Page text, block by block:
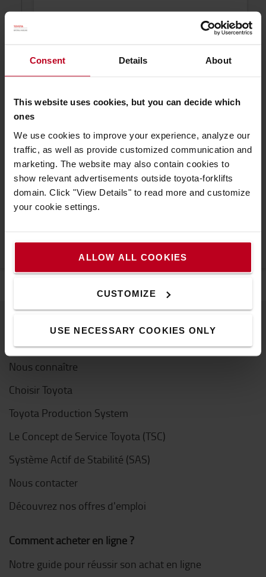
Consent Details About
This website uses cookies, but you can decide which
ones
We use cookies to improve your experience, analyze our
traffic, as well as provide customized communication and
marketing. The website may also contain cookies to
show relevant advertisements outside toyota-forklifts
domain. Click "View Details" to read more and customize
your cookie settings.
ALLOW ALL COOKIES
CUSTOMIZE
USE NECESSARY COOKIES ONLY
SUIVANT
4 Manœuvres
5 Levage
6 Exigences particulières
À propos de Toyota
Nous connaître
Choisir Toyota
Toyota Production System
Le Concept de Service Toyota (TSC)
Système Actif de Stabilité (SAS)
Nous contacter
Découvrez nos offres d'emploi
Comment acheter en ligne ?
Notre guide pour réussir son achat en ligne